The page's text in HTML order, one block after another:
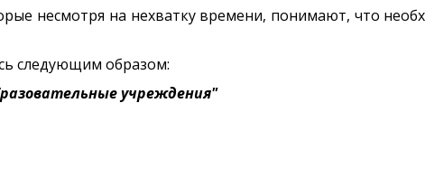
несмотря на нехватку времени, понимают, что
следующим образом:
учреждения"